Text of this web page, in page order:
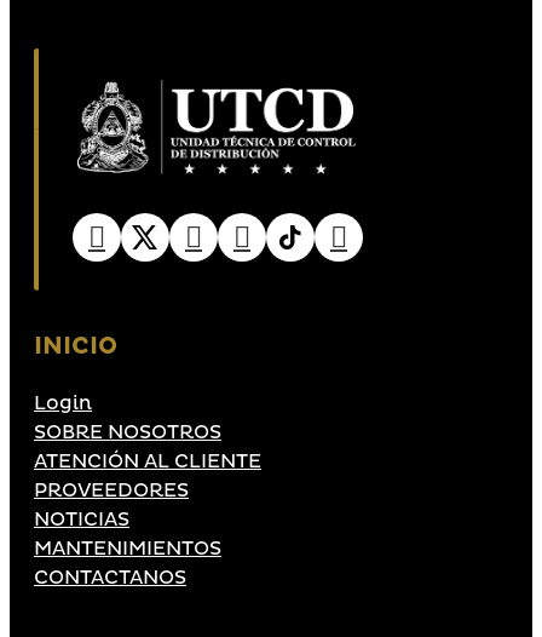
INICIO
Login
SOBRE NOSOTROS
ATENCIÓN AL CLIENTE
PROVEEDORES
NOTICIAS
MANTENIMIENTOS
CONTACTANOS